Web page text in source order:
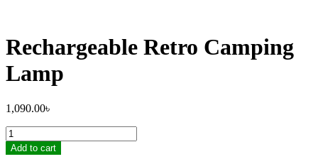
Rechargeable Retro Camping
Lamp
1,090.00৳
Rechargeable
Retro
Camping
Add to cart